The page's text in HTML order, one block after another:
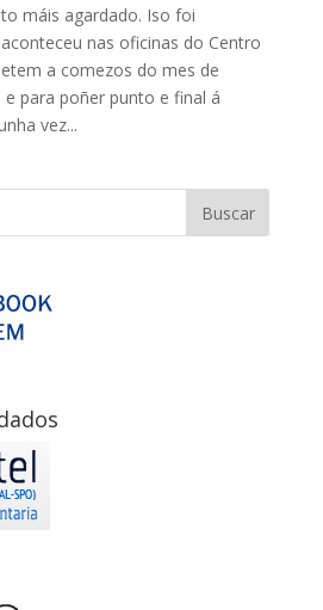
máis agardado. Iso foi
nas oficinas do Centro
a comezos do mes de
para poñer punto e final á
vez...